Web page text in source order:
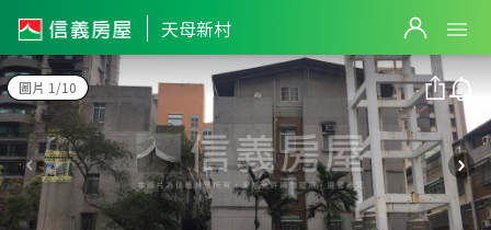
天母新村
圖片 1/10